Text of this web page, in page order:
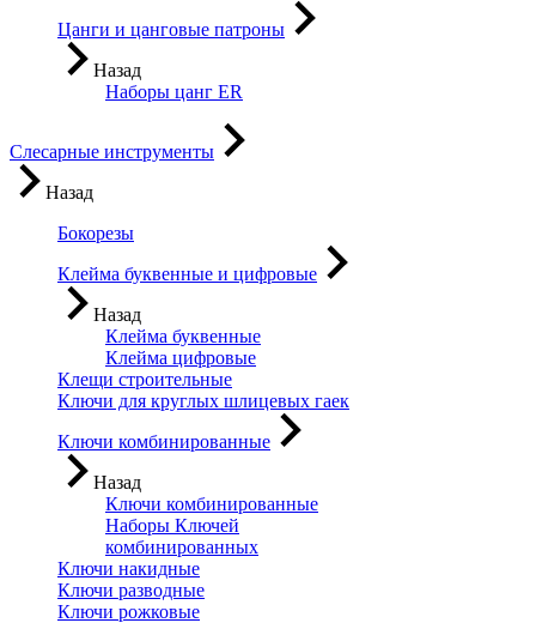
Цанги и цанговые патроны
Назад
Наборы цанг ER
Слесарные инструменты
Назад
Бокорезы
Клейма буквенные и цифровые
Назад
Клейма буквенные
Клейма цифровые
Клещи строительные
Ключи для круглых шлицевых гаек
Ключи комбинированные
Назад
Ключи комбинированные
Наборы Ключей
комбинированных
Ключи накидные
Ключи разводные
Ключи рожковые